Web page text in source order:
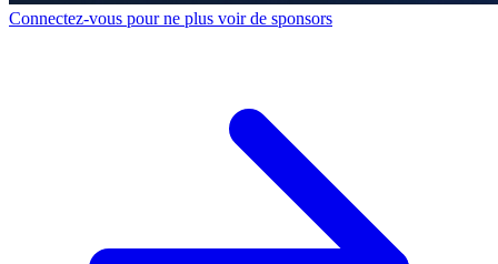
Connectez-vous pour ne plus voir de sponsors